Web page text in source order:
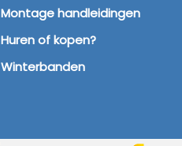
Montage handleidingen
Huren of kopen?
Winterbanden